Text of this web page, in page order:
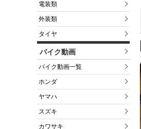
電装類
外装類
タイヤ
バイク動画
バイク動画一覧
ホンダ
ヤマハ
スズキ
カワサキ